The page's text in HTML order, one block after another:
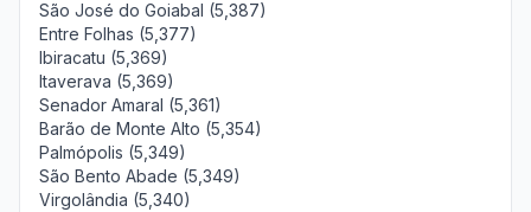
São José do Goiabal (5,387)
Entre Folhas (5,377)
Ibiracatu (5,369)
Itaverava (5,369)
Senador Amaral (5,361)
Barão de Monte Alto (5,354)
Palmópolis (5,349)
São Bento Abade (5,349)
Virgolândia (5,340)